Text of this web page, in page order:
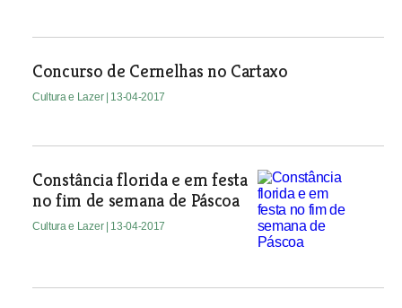
Concurso de Cernelhas no Cartaxo
Cultura e Lazer | 13-04-2017
Constância florida e em festa
no fim de semana de Páscoa
Cultura e Lazer | 13-04-2017